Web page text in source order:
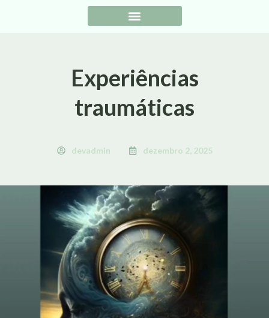
Experiências
traumáticas
devadmin dezembro 2, 2025